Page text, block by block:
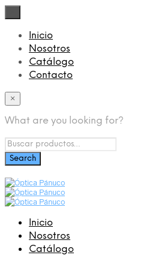
Inicio
Nosotros
Catálogo
Contacto
×
What are you looking for?
Inicio
Nosotros
Catálogo